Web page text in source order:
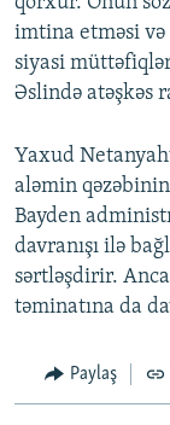
imtina etməsi və
siyasi
Əslində atəşkəs
Yaxud
aləmin
Bayden
davranışı ilə
sərtləşdirir.
təminatına da
Paylaş